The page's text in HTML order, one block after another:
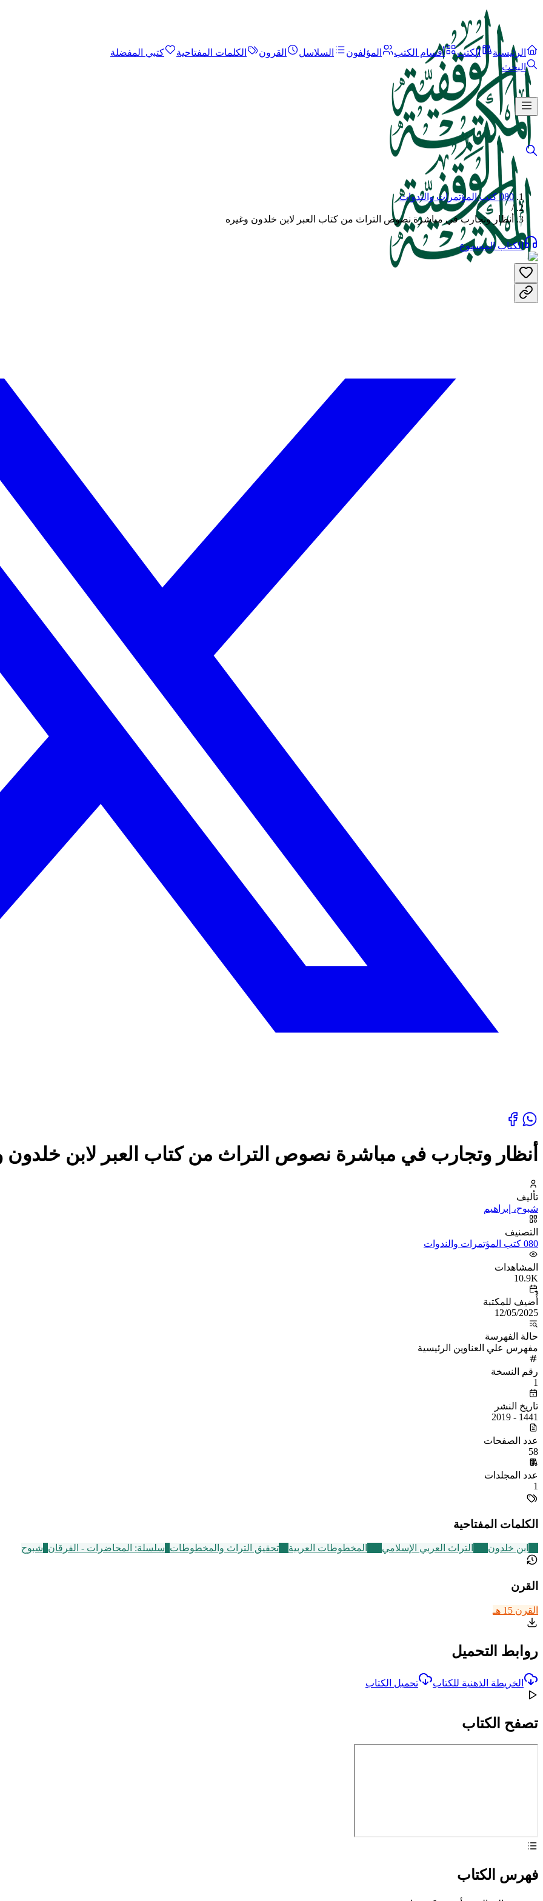
الرئيسية الكتب أقسام الكتب المؤلفون السلاسل القرون الكلمات المفتاحية
كتبي المفضلة
البحث
080 كتب المؤتمرات والندوات
/
أنظار وتجارب في مباشرة نصوص التراث من كتاب العبر لابن خلدون وغيره
الكتاب المسموع
أنظار وتجارب في مباشرة نصوص التراث من كتاب العبر لابن خلدون
تأليف
شبوح، إبراهيم
التصنيف
080 كتب المؤتمرات والندوات
المشاهدات
10.9K
أُضيف للمكتبة
12/05/2025
حالة الفهرسة
مفهرس علي العناوين الرئيسية
رقم النسخة
1
تاريخ النشر
1441 - 2019
عدد الصفحات
58
عدد المجلدات
1
الكلمات المفتاحية
ابن خلدون التراث العربي الإسلامي المخطوطات العربية تحقيق التراث والمخطوطات سلسلة: المحاضرات - الفرقان شبوح
القرن
القرن 15 هـ
روابط التحميل
الخريطة الذهنية للكتاب تحميل الكتاب
تصفح الكتاب
فهرس الكتاب